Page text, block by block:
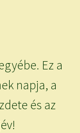
Ez a
napja, a
és az